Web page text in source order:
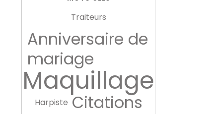
Traiteurs
Anniversaire de
mariage
Maquillage
Harpiste Citations